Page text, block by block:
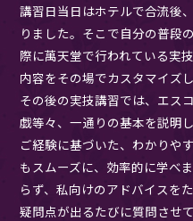
講習日当日はホテルで合流後
りました。そこで自分の普段
際に萬天堂で行われている実
内容をその場でカスタマイズ
その後の実技講習では、エス
戯等々、一通りの基本を説明
ご経験に基づいた、わかりや
もスムーズに、効率的に学べ
らず、私向けのアドバイスを
疑問点が出るたびに質問させ